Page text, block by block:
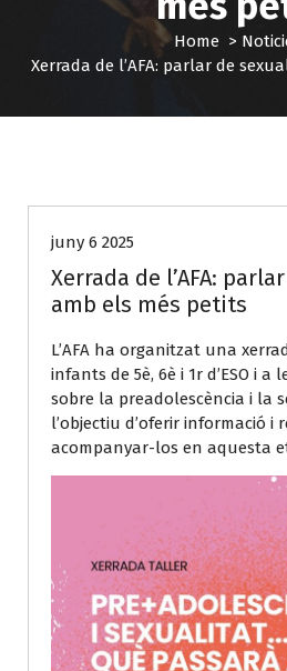
Home>
Xerrada de l’AFA: parlar de
juny 6 2025
Xerrada de l’AFA:
amb els més petits
L’AFA ha organitzat una
infants de 5è, 6è i 1r d’ESO i a
sobre la preadolescència i la
l’objectiu d’oferir informació i
acompanyar-los en aquesta